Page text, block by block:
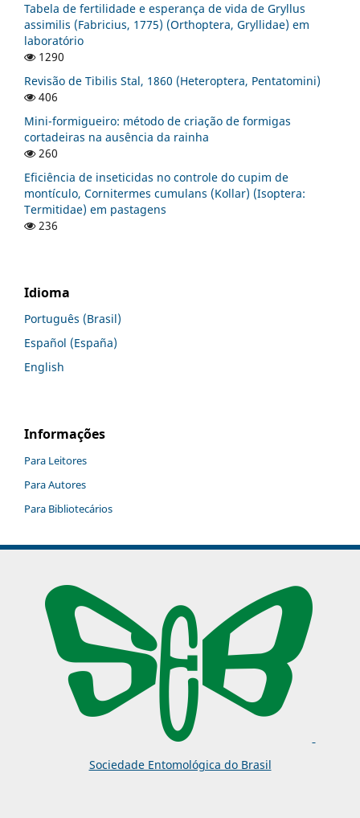
Tabela de fertilidade e esperança de vida de Gryllus
assimilis (Fabricius, 1775) (Orthoptera, Gryllidae) em
laboratório
1290
Revisão de Tibilis Stal, 1860 (Heteroptera, Pentatomini)
406
Mini-formigueiro: método de criação de formigas
cortadeiras na ausência da rainha
260
Eficiência de inseticidas no controle do cupim de
montículo, Cornitermes cumulans (Kollar) (Isoptera:
Termitidae) em pastagens
236
Idioma
Português (Brasil)
Español (España)
English
Informações
Para Leitores
Para Autores
Para Bibliotecários
Sociedade Entomológica do Brasil